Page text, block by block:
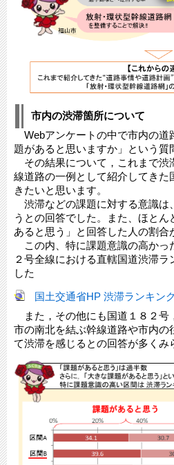
市内の渋滞箇所について
Webアンケートの中で市内の道
題があると思いますか」という
その結果について，これまで渋
線道路の一例として紹介してきた
きたいと思います。
渋滞などの課題に対する意識は
うとの回答でした。また、ほと
あると思う」と回答した人の割合
この内、特に課題意識の高かっ
２号全線における直轄国道渋滞
した
国土交通省HP 渋滞ランキン
また，その他にも国道１８２号
市の南北を結ぶ幹線道路や市内の
て渋滞を感じるとの回答が多くみ